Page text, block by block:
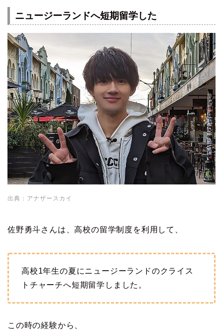
ニュージーランドへ短期留学した
出典：アナザースカイ
佐野勇斗さんは、高校の留学制度を利用して、
高校1年生の夏にニュージーランドのクライス
トチャーチへ短期留学しました。
この時の経験から、